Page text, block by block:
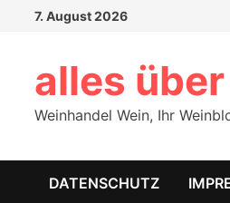
7. August 2026
alles
Weinhandel Wein, Ihr
DATENSCHUTZ